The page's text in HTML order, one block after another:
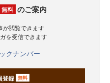
無料 のご案内
が閲覧できます
を受信できます
クナンバー
登録 無料